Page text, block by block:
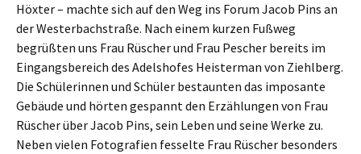
Höxter – machte sich auf den Weg ins Forum Jacob Pins an
der Westerbachstraße. Nach einem kurzen Fußweg
begrüßten uns Frau Rüscher und Frau Pescher bereits im
Eingangsbereich des Adelshofes Heisterman von Ziehlberg.
Die Schülerinnen und Schüler bestaunten das imposante
Gebäude und hörten gespannt den Erzählungen von Frau
Rüscher über Jacob Pins, sein Leben und seine Werke zu.
Neben vielen Fotografien fesselte Frau Rüscher besonders